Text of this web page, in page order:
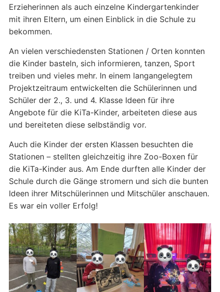
Erzieherinnen als auch einzelne Kindergartenkinder
mit ihren Eltern, um einen Einblick in die Schule zu
bekommen.
An vielen verschiedensten Stationen / Orten konnten
die Kinder basteln, sich informieren, tanzen, Sport
treiben und vieles mehr. In einem langangelegtem
Projektzeitraum entwickelten die Schülerinnen und
Schüler der 2., 3. und 4. Klasse Ideen für ihre
Angebote für die KiTa-Kinder, arbeiteten diese aus
und bereiteten diese selbständig vor.
Auch die Kinder der ersten Klassen besuchten die
Stationen – stellten gleichzeitig ihre Zoo-Boxen für
die KiTa-Kinder aus. Am Ende durften alle Kinder der
Schule durch die Gänge stromern und sich die bunten
Ideen ihrer Mitschülerinnen und Mitschüler anschauen.
Es war ein voller Erfolg!